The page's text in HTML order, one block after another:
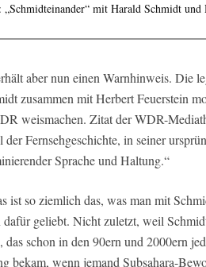
mit Harald Schmidt und
aber nun einen Warnhinweis. Die
zusammen mit Herbert Feuerstein
weismachen. Zitat der WDR-
Fernsehgeschichte, in seiner
Sprache und Haltung.“
ist so ziemlich das, was man mit
geliebt. Nicht zuletzt, weil
schon in den 90ern und 2000ern
bekam, wenn jemand Subsahara-